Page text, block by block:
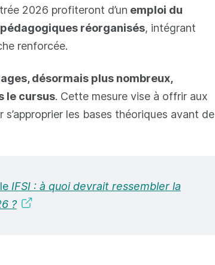
2026 profiteront d’un emploi du
réorganisés, intégrant
renforcée.
désormais plus nombreux,
le cursus. Cette mesure vise à offrir aux
les bases théoriques avant de
IFSI : à quoi devrait ressembler la
?